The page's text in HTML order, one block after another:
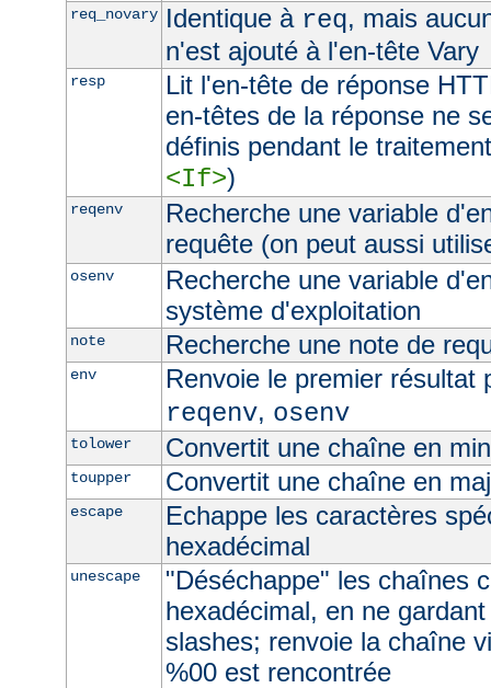
req_novary Identique à req, mais
n'est ajouté à l'en-tête Vary
resp
Lit l'en-tête de réponse
en-têtes de la réponse ne
définis pendant le
<If>)
reqenv
Recherche une variable
requête (on peut aussi
osenv
Recherche une variable
système d'exploitation
note Recherche une note de
env
Renvoie le premier résultat
reqenv, osenv
tolower Convertit une chaîne en
toupper Convertit une chaîne en
escape
Echappe les caractères
hexadécimal
unescape
"Déséchappe" les chaînes
hexadécimal, en ne
slashes; renvoie la chaîne
%00 est rencontrée